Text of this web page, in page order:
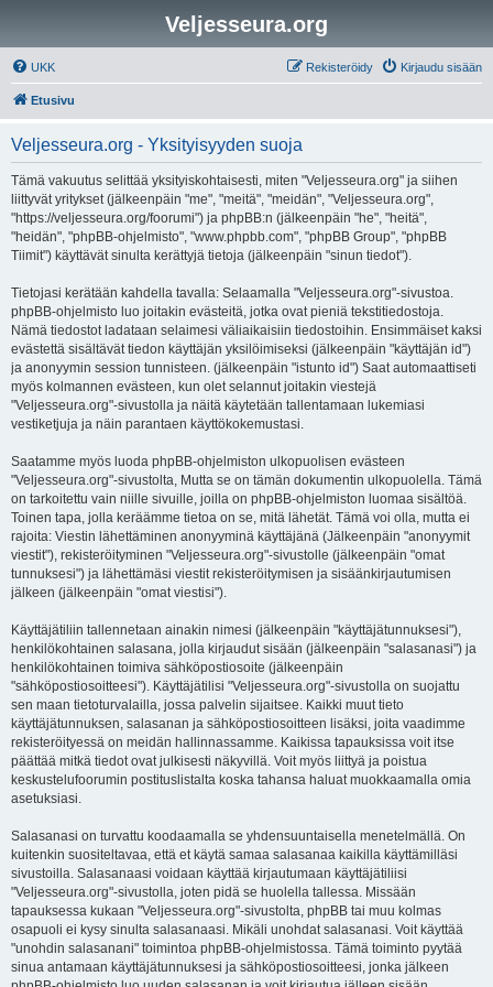
Veljesseura.org
UKK Kirjaudu sisään
Rekisteröidy
Etusivu
Veljesseura.org - Yksityisyyden suoja
Tämä vakuutus selittää yksityiskohtaisesti, miten "Veljesseura.org" ja siihen
liittyvät yritykset (jälkeenpäin "me", "meitä", "meidän", "Veljesseura.org",
"https://veljesseura.org/foorumi") ja phpBB:n (jälkeenpäin "he", "heitä",
"heidän", "phpBB-ohjelmisto", "www.phpbb.com", "phpBB Group", "phpBB
Tiimit") käyttävät sinulta kerättyjä tietoja (jälkeenpäin "sinun tiedot").
Tietojasi kerätään kahdella tavalla: Selaamalla "Veljesseura.org"-sivustoa.
phpBB-ohjelmisto luo joitakin evästeitä, jotka ovat pieniä tekstitiedostoja.
Nämä tiedostot ladataan selaimesi väliaikaisiin tiedostoihin. Ensimmäiset kaksi
evästettä sisältävät tiedon käyttäjän yksilöimiseksi (jälkeenpäin "käyttäjän id")
ja anonyymin session tunnisteen. (jälkeenpäin "istunto id") Saat automaattiseti
myös kolmannen evästeen, kun olet selannut joitakin viestejä
"Veljesseura.org"-sivustolla ja näitä käytetään tallentamaan lukemiasi
vestiketjuja ja näin parantaen käyttökokemustasi.
Saatamme myös luoda phpBB-ohjelmiston ulkopuolisen evästeen
"Veljesseura.org"-sivustolta, Mutta se on tämän dokumentin ulkopuolella. Tämä
on tarkoitettu vain niille sivuille, joilla on phpBB-ohjelmiston luomaa sisältöä.
Toinen tapa, jolla keräämme tietoa on se, mitä lähetät. Tämä voi olla, mutta ei
rajoita: Viestin lähettäminen anonyyminä käyttäjänä (Jälkeenpäin "anonyymit
viestit"), rekisteröityminen "Veljesseura.org"-sivustolle (jälkeenpäin "omat
tunnuksesi") ja lähettämäsi viestit rekisteröitymisen ja sisäänkirjautumisen
jälkeen (jälkeenpäin "omat viestisi").
Käyttäjätiliin tallennetaan ainakin nimesi (jälkeenpäin "käyttäjätunnuksesi"),
henkilökohtainen salasana, jolla kirjaudut sisään (jälkeenpäin "salasanasi") ja
henkilökohtainen toimiva sähköpostiosoite (jälkeenpäin
"sähköpostiosoitteesi"). Käyttäjätilisi "Veljesseura.org"-sivustolla on suojattu
sen maan tietoturvalailla, jossa palvelin sijaitsee. Kaikki muut tieto
käyttäjätunnuksen, salasanan ja sähköpostiosoitteen lisäksi, joita vaadimme
rekisteröityessä on meidän hallinnassamme. Kaikissa tapauksissa voit itse
päättää mitkä tiedot ovat julkisesti näkyvillä. Voit myös liittyä ja poistua
keskustelufoorumin postituslistalta koska tahansa haluat muokkaamalla omia
asetuksiasi.
Salasanasi on turvattu koodaamalla se yhdensuuntaisella menetelmällä. On
kuitenkin suositeltavaa, että et käytä samaa salasanaa kaikilla käyttämilläsi
sivustoilla. Salasanaasi voidaan käyttää kirjautumaan käyttäjätiliisi
"Veljesseura.org"-sivustolla, joten pidä se huolella tallessa. Missään
tapauksessa kukaan "Veljesseura.org"-sivustolta, phpBB tai muu kolmas
osapuoli ei kysy sinulta salasanaasi. Mikäli unohdat salasanasi. Voit käyttää
"unohdin salasanani" toimintoa phpBB-ohjelmistossa. Tämä toiminto pyytää
sinua antamaan käyttäjätunnuksesi ja sähköpostiosoitteesi, jonka jälkeen